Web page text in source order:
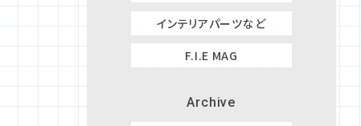
インテリアパーツなど
F.I.E MAG
Archive